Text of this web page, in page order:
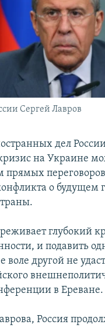
ВЕЩАНИЯ
НА РАССЫЛКУ
РСЕ/РС
Сергей Лавров
дел
на Украине
прямых
о будущем
глубокий
и подавить
воле другой не
в Ереване.
Россия